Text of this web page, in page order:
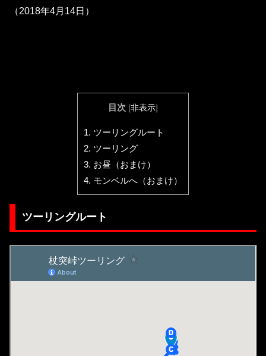
（2018年4月14日）
目次 [非表示]
1. ツーリングルート
2. ツーリング
3. お昼（おまけ）
4. モンベルへ（おまけ）
ツーリングルート